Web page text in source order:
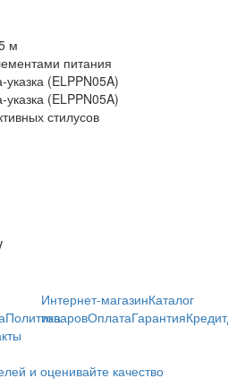
м
питания
(ELPPN05A)
(ELPPN05A)
стилусов
Политика
Интернет-магазинКаталог
товаровОплатаГарантияКредит